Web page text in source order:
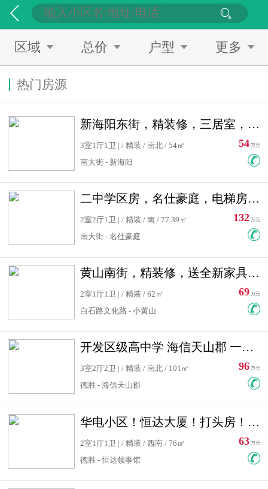
区域 总价 户型 更多
热门房源
新海阳东街，精装修，三居室，南北通透，拎包入住，单价低
3室1厅1卫 | / 精装 / 南北 / 54㎡
南大街 - 新海阳
54 万元
二中学区房，名仕豪庭，电梯房，双南卧室，单价低，急售
2室2厅1卫 | / 精装 / 南 / 77.39㎡
南大街 - 名仕豪庭
132 万元
黄山南街，精装修，送全新家具，看房有钥匙，实用面积大
2室1厅1卫 | / 精装 / 62㎡
白石路文化路 - 小黄山
69 万元
开发区级高中学 海信天山郡 一手合同没有税！ 送车位
3室2厅2卫 | / 精装 / 南北 / 101㎡
德胜 - 海信天山郡
96 万元
华电小区！恒达大厦！打头房！精装修！可低首付！随时看房！
2室1厅1卫 | / 精装 / 西南 / 76㎡
德胜 - 恒达领事馆
63 万元